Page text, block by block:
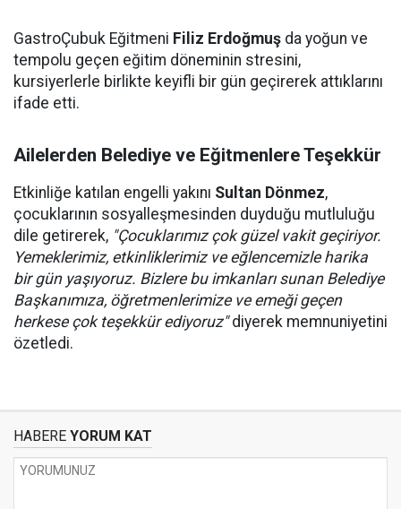
GastroÇubuk Eğitmeni Filiz Erdoğmuş da yoğun ve
tempolu geçen eğitim döneminin stresini,
kursiyerlerle birlikte keyifli bir gün geçirerek attıklarını
ifade etti.
Ailelerden Belediye ve Eğitmenlere Teşekkür
Etkinliğe katılan engelli yakını Sultan Dönmez,
çocuklarının sosyalleşmesinden duyduğu mutluluğu
dile getirerek, "Çocuklarımız çok güzel vakit geçiriyor.
Yemeklerimiz, etkinliklerimiz ve eğlencemizle harika
bir gün yaşıyoruz. Bizlere bu imkanları sunan Belediye
Başkanımıza, öğretmenlerimize ve emeği geçen
herkese çok teşekkür ediyoruz"diyerek memnuniyetini
özetledi.
HABERE YORUM KAT